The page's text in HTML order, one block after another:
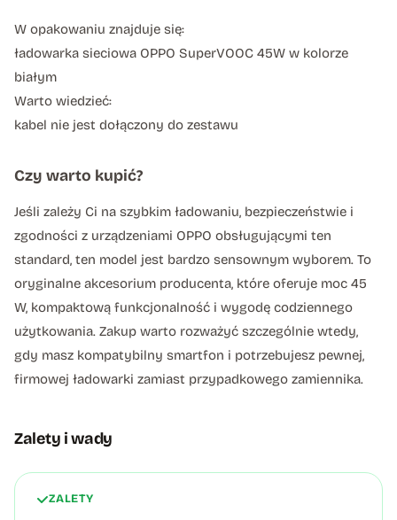
W opakowaniu znajduje się:
ładowarka sieciowa OPPO SuperVOOC 45W w kolorze
białym
Warto wiedzieć:
kabel nie jest dołączony do zestawu
Czy warto kupić?
Jeśli zależy Ci na szybkim ładowaniu, bezpieczeństwie i
zgodności z urządzeniami OPPO obsługującymi ten
standard, ten model jest bardzo sensownym wyborem. To
oryginalne akcesorium producenta, które oferuje moc 45
W, kompaktową funkcjonalność i wygodę codziennego
użytkowania. Zakup warto rozważyć szczególnie wtedy,
gdy masz kompatybilny smartfon i potrzebujesz pewnej,
firmowej ładowarki zamiast przypadkowego zamiennika.
Zalety i wady
ZALETY